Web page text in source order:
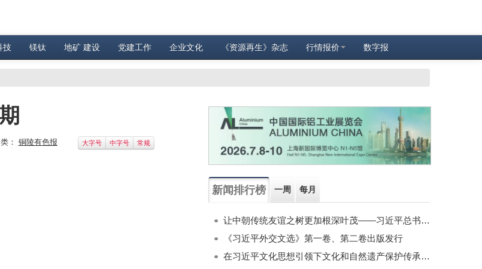
技 镁钛 地矿 建设 党建工作 企业文化 《资源再生》杂志 行情报价 数字报
： 铜陵有色报 大字号 中字号 常规
新闻排行榜 一周 每月
让中朝传统友谊之树更加根深叶茂——习近平总书记对朝鲜进行国事访问纪实
《习近平外交文选》第一卷、第二卷出版发行
在习近平文化思想引领下文化和自然遗产保护传承利用工作开创新局面